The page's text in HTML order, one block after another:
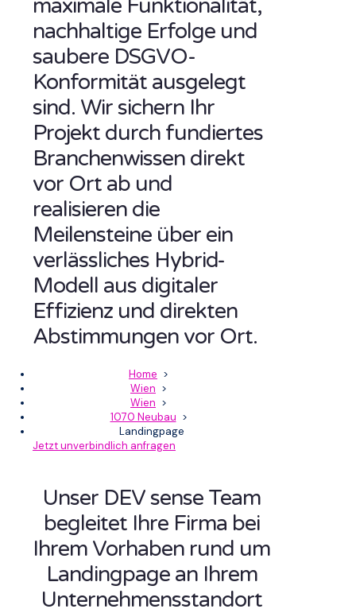
maximale Funktionalität,
nachhaltige Erfolge und
saubere DSGVO-
Konformität ausgelegt
sind. Wir sichern Ihr
Projekt durch fundiertes
Branchenwissen direkt
vor Ort ab und
realisieren die
Meilensteine über ein
verlässliches Hybrid-
Modell aus digitaler
Effizienz und direkten
Abstimmungen vor Ort.
Home >
Wien >
Wien >
1070 Neubau >
Landingpage
Jetzt unverbindlich anfragen
Unser DEV sense Team
begleitet Ihre Firma bei
Ihrem Vorhaben rund um
Landingpage an Ihrem
Unternehmensstandort